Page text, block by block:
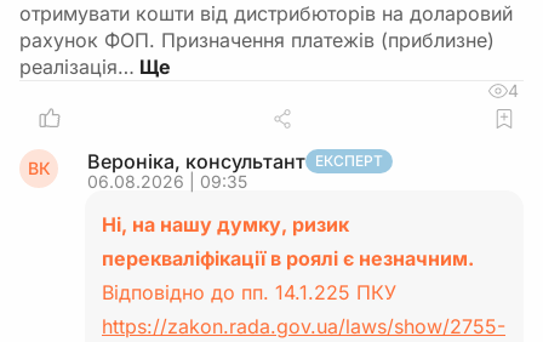
отримувати кошти від дистрибюторів на доларовий
рахунок ФОП. Призначення платежів (приблизне)
реалізація…
4
ВК Вероніка, консультант ЕКСПЕРТ
06.08.2026 | 09:35
Ні, на нашу думку, ризик
перекваліфікації в роялі є незначним.
Відповідно до пп. 14.1.225 ПКУ
https://zakon.rada.gov.ua/laws/show/2755-